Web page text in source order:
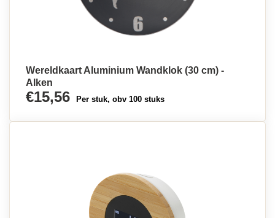
Wereldkaart Aluminium Wandklok (30 cm) -
Alken
€15,56 Per stuk, obv 100 stuks